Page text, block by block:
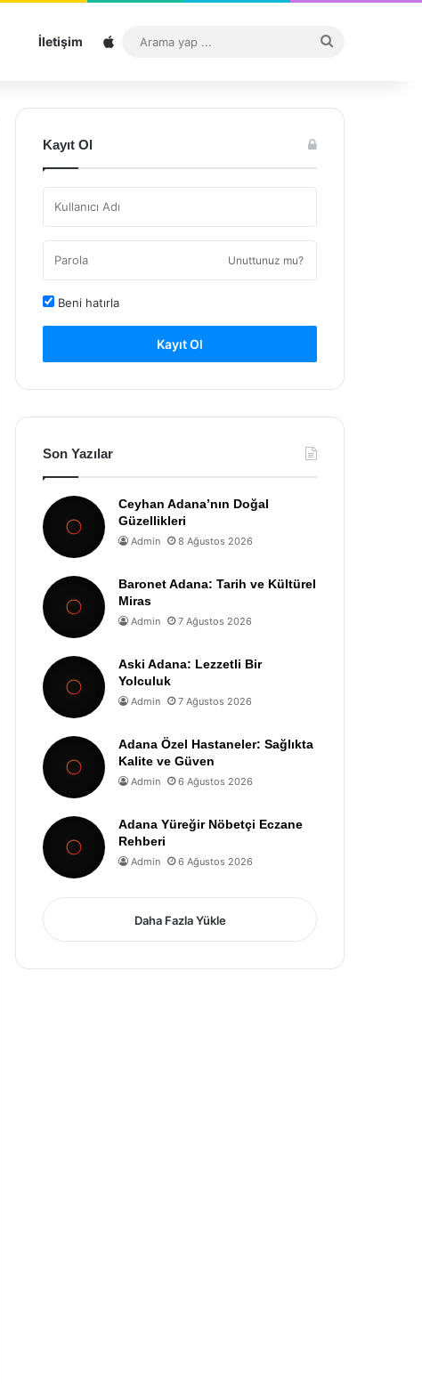
İletişim Sitemap
...
Kayıt Ol
Unuttunuz mu?
Beni hatırla
Kayıt Ol
Son Yazılar
Ceyhan Adana’nın Doğal
Güzellikleri
Admin 8 Ağustos 2026
Baronet Adana: Tarih ve Kültürel
Miras
Admin 7 Ağustos 2026
Aski Adana: Lezzetli Bir
Yolculuk
Admin 7 Ağustos 2026
Adana Özel Hastaneler: Sağlıkta
Kalite ve Güven
Admin 6 Ağustos 2026
Adana Yüreğir Nöbetçi Eczane
Rehberi
Admin 6 Ağustos 2026
Daha Fazla Yükle